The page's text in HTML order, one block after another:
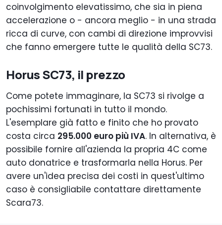
coinvolgimento elevatissimo, che sia in piena
accelerazione o - ancora meglio - in una strada
ricca di curve, con cambi di direzione improvvisi
che fanno emergere tutte le qualità della SC73.
Horus SC73, il prezzo
Come potete immaginare, la SC73 si rivolge a
pochissimi fortunati in tutto il mondo.
L'esemplare già fatto e finito che ho provato
costa circa 295.000 euro più IVA. In alternativa, è
possibile fornire all'azienda la propria 4C come
auto donatrice e trasformarla nella Horus. Per
avere un'idea precisa dei costi in quest'ultimo
caso è consigliabile contattare direttamente
Scara73.